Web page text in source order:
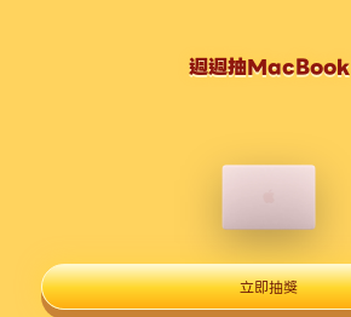
週週抽MacBook
立即抽獎